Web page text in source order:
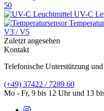
50
UV-C
V3 / V5
Zuletzt angesehen
Kontakt
Telefonische Unterstützung
(+49) 37422 / 7289 60
Mo - Fr, 9 bis 12 Uhr und 13